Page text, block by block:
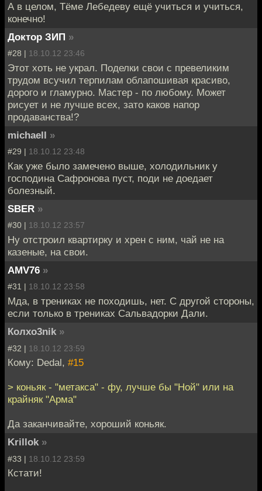
А в целом, Тёме Лебедеву ещё учиться и учиться,
конечно!
Доктор ЗИП »
#28 | 18.10.12 23:46
Этот хоть не украл. Поделки свои с превеликим
трудом всучил терпилам облапошивая красиво,
дорого и гламурно. Мастер - по любому. Может
рисует и не лучше всех, зато каков напор
продаванства!?
michaell »
#29 | 18.10.12 23:48
Как уже было замечено выше, холодильник у
господина Сафронова пуст, поди не доедает
болезный.
SBER »
#30 | 18.10.12 23:57
Ну отстроил квартирку и хрен с ним, чай не на
казеные, на свои.
AMV76 »
#31 | 18.10.12 23:58
Мда, в трениках не походишь, нет. С другой стороны,
если только в трениках Сальвадорки Дали.
Колxo3nik »
#32 | 18.10.12 23:59
Кому: Dedal, #15
> коньяк - "метакса" - фу, лучше бы "Ной" или на
крайняк "Арма"
Да заканчивайте, хороший коньяк.
Krillok »
#33 | 18.10.12 23:59
Кстати!